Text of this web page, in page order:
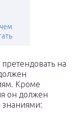
на
Кроме
он должен